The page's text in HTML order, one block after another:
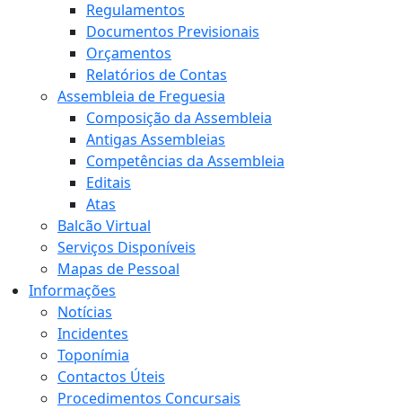
Regulamentos
Documentos Previsionais
Orçamentos
Relatórios de Contas
Assembleia de Freguesia
Composição da Assembleia
Antigas Assembleias
Competências da Assembleia
Editais
Atas
Balcão Virtual
Serviços Disponíveis
Mapas de Pessoal
Informações
Notícias
Incidentes
Toponímia
Contactos Úteis
Procedimentos Concursais